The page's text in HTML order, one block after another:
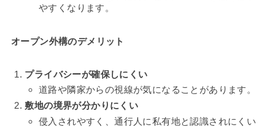
やすくなります。
オープン外構のデメリット
プライバシーが確保しにくい
道路や隣家からの視線が気になることがあります。
敷地の境界が分かりにくい
侵入されやすく、通行人に私有地と認識されにくい